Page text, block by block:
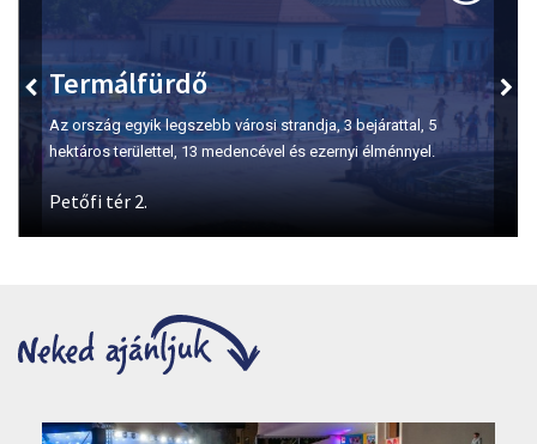
Szépasszony-völgy
A borkóstolás első számú helyszíne Egerben.